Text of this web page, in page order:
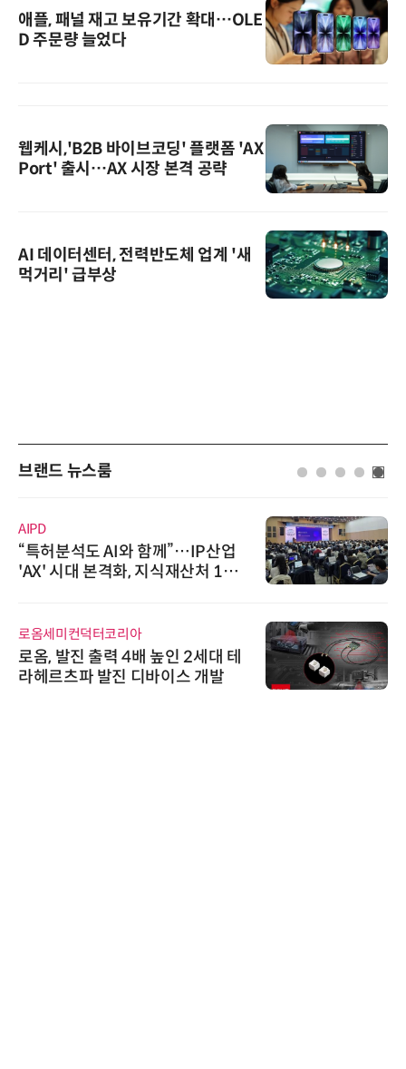
애플, 패널 재고 보유기간 확대…OLE
D 주문량 늘었다
웹케시,'B2B 바이브코딩' 플랫폼 'AX
Port' 출시…AX 시장 본격 공략
AI 데이터센터, 전력반도체 업계 '새
먹거리' 급부상
브랜드 뉴스룸
한국태양유전
태양유전, '안전·환경 보고서 202
6' 발간…2030년 SBT 수준 온실
다래전략사업화센터
다래전략사업화센터, 'BIO USA 2
026'서 글로벌 빅파마와의 비즈니